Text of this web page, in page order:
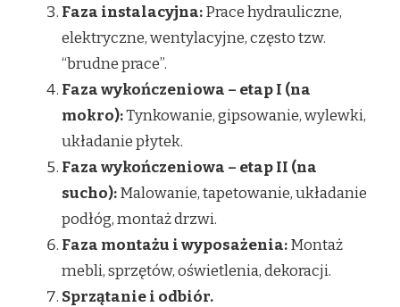
Faza instalacyjna:Prace hydrauliczne,
elektryczne, wentylacyjne, często tzw.
“brudne prace”.
Faza wykończeniowa – etap I (na
mokro):Tynkowanie, gipsowanie, wylewki,
układanie płytek.
Faza wykończeniowa – etap II (na
sucho):Malowanie, tapetowanie, układanie
podłóg, montaż drzwi.
Faza montażu i wyposażenia:Montaż
mebli, sprzętów, oświetlenia, dekoracji.
Sprzątanie i odbiór.